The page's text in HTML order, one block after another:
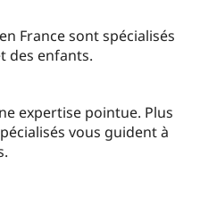
France sont spécialisés
des enfants.
expertise pointue. Plus
vous guident à